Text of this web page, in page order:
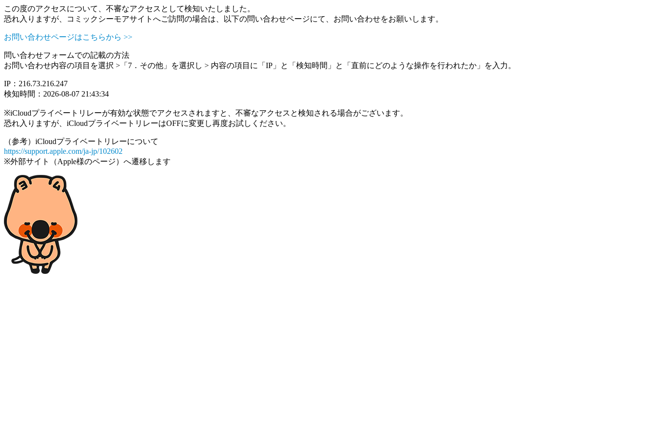
この度のアクセスについて、不審なアクセスとして検知いたしました。
恐れ入りますが、コミックシーモアサイトへご訪問の場合は、以下の問い合わせページにて、お問い合わせをお願いします。
お問い合わせページはこちらから >>
問い合わせフォームでの記載の方法
お問い合わせ内容の項目を選択 >「7．その他」を選択し > 内容の項目に「IP」と「検知時間」と「直前にどのような操作を行われたか」を入力。
IP：216.73.216.247
検知時間：2026-08-07 21:43:34
※iCloudプライベートリレーが有効な状態でアクセスされますと、不審なアクセスと検知される場合がございます。
恐れ入りますが、iCloudプライベートリレーはOFFに変更し再度お試しください。
（参考）iCloudプライベートリレーについて
https://support.apple.com/ja-jp/102602
※外部サイト（Apple様のページ）へ遷移します